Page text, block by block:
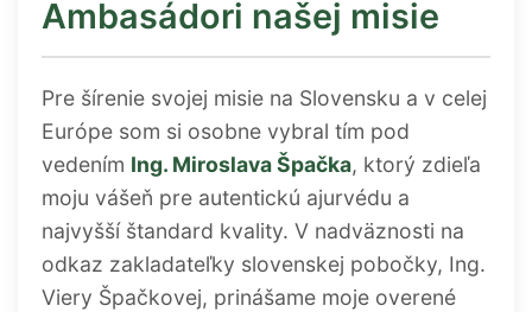
Ambasádori našej misie
Pre šírenie svojej misie na Slovensku a v celej
Európe som si osobne vybral tím pod
vedením Ing. Miroslava Špačka, ktorý zdieľa
moju vášeň pre autentickú ajurvédu a
najvyšší štandard kvality. V nadväznosti na
odkaz zakladateľky slovenskej pobočky, Ing.
Viery Špačkovej, prinášame moje overené